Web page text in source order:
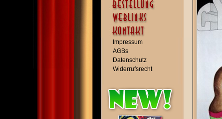
Impressum
AGBs
Datenschutz
Widerrufsrecht